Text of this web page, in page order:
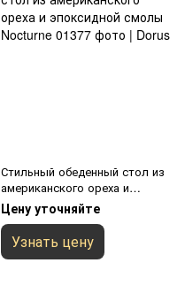
Стильный обеденный стол из
американского ореха и
эпоксидной смолы Nocturne
Цену уточняйте
Узнать цену